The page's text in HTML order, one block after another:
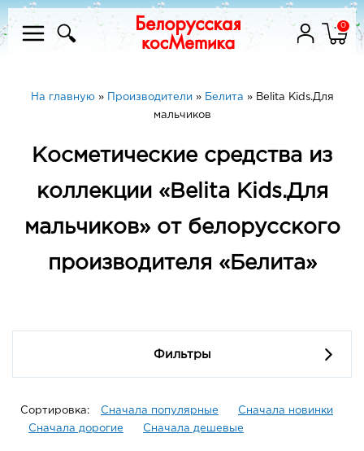
0
На главную» Производители » Белита » Belita Kids.Для
мальчиков
Косметические средства из
коллекции «Belita Kids.Для
мальчиков» от белорусского
производителя «Белита»
Фильтры
Сортировка: Сначала популярные
Сначала новинки
Сначала дорогие
Сначала дешевые